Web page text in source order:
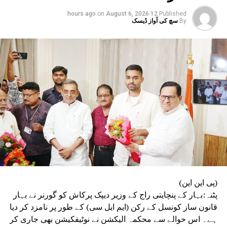
تھیں۔ ان میں سے ایک کمیٹی طلبہ کو جاری کیے گئے وجہ بتاؤ
نوٹسوں پر موصول ہونے والے جوابات کا جائزہ لے کر اپنی
رپورٹ تیار کرے گی۔ دوسری کمیٹی بدعنوانی اور بے ضابطگی
سے پاک امتحانات کے انعقاد کے لیے رہنما اصول مرتب کرے گی،
جبکہ تیسری کمیٹی پورے امتحانی نظام اور اس کے طریقۂ کار
کا تفصیلی مطالعہ کرے گی۔
Published
12 hours ago
on August 6, 2026
By سچ کی آواز ڈیسک
(پی این این)
پٹنہ:بہار کے پنچایتی راج کے وزیر دیپک پرکاش کو گورنر نے بہار
قانون ساز کونسل کے رکن (ایم ایل سی) کے طور پر نامزد کر دیا
ہے۔ اس حوالے سے محکمہ الیکشن نے نوٹیفکیشن بھی جاری کر